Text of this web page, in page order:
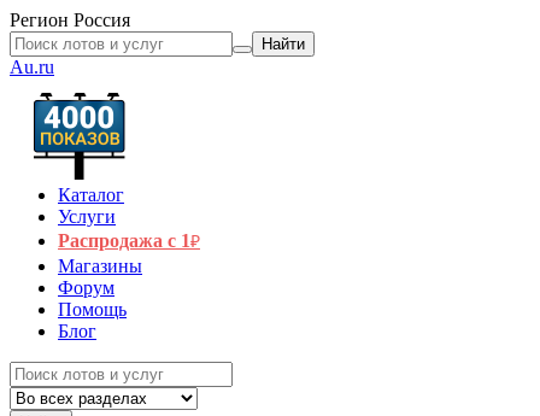
Регион Россия
Найти
Au.ru
Каталог
Услуги
Распродажа с 1₽
Магазины
Форум
Помощь
Блог